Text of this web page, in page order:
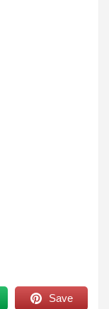
Save